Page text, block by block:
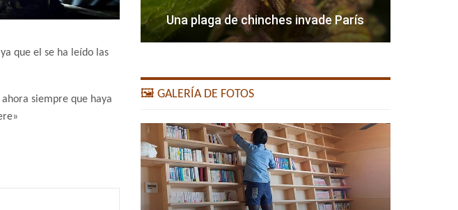
que el se ha leído las
siempre que haya
Una plaga de chinches invade París
🖼️ GALERÍA DE FOTOS